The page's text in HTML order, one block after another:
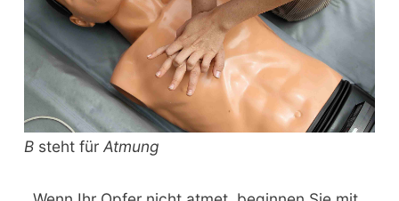
Bsteht für Atmung